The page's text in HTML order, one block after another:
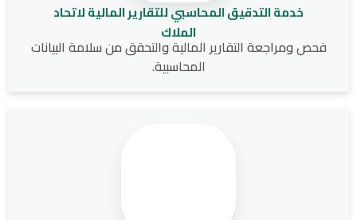
خدمة التدقيق المحاسبي للتقارير المالية لاتحاد
الملاك
فحص ومراجعة التقارير المالية والتحقق من سلامة البيانات
المحاسبية.